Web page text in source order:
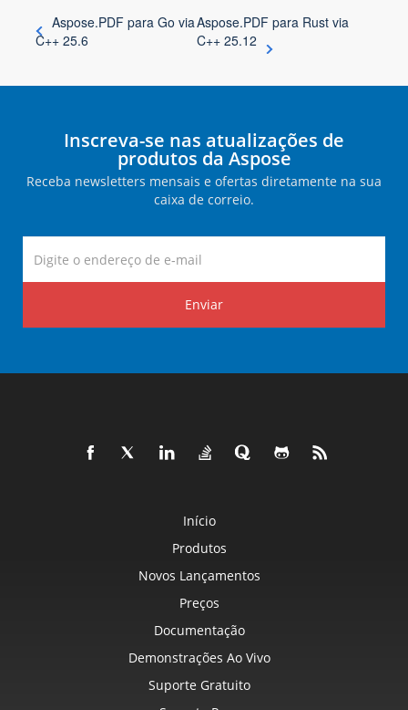
Aspose.PDF para Go via
C++ 25.6
Aspose.PDF para Rust via
C++ 25.12
Inscreva-se nas atualizações de
produtos da Aspose
Receba newsletters mensais e ofertas diretamente na sua
caixa de correio.
Enviar
Início
Produtos
Novos Lançamentos
Preços
Documentação
Demonstrações Ao Vivo
Suporte Gratuito